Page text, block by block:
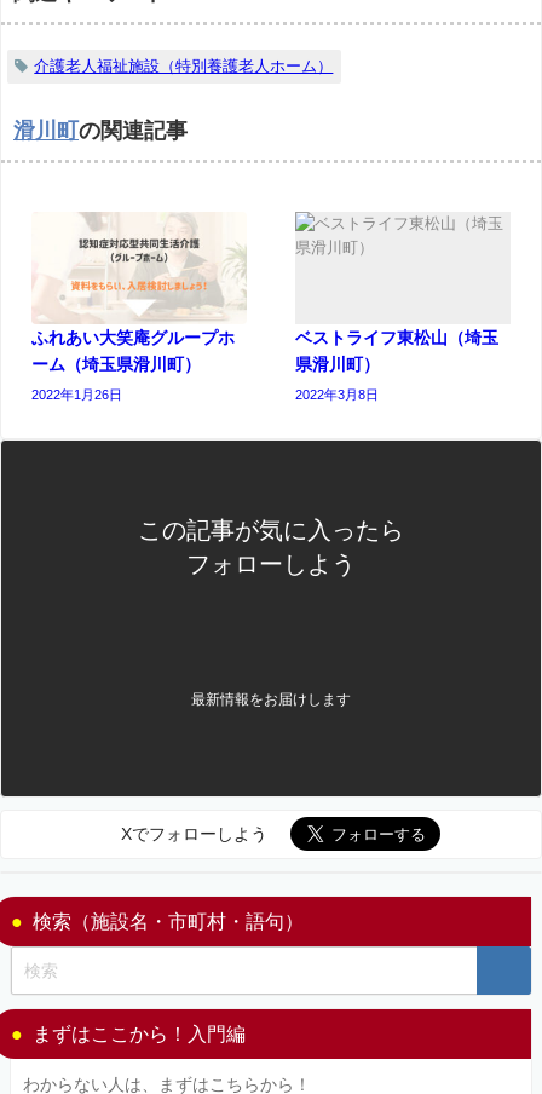
介護老人福祉施設（特別養護老人ホーム）
滑川町 の関連記事
ふれあい大笑庵グループホ
ーム（埼玉県滑川町）
2022年1月26日
ベストライフ東松山（埼玉
県滑川町）
2022年3月8日
この記事が気に入ったら
フォローしよう
最新情報をお届けします
Xでフォローしよう
検索（施設名・市町村・語句）
まずはここから！入門編
わからない人は、まずはこちらから！